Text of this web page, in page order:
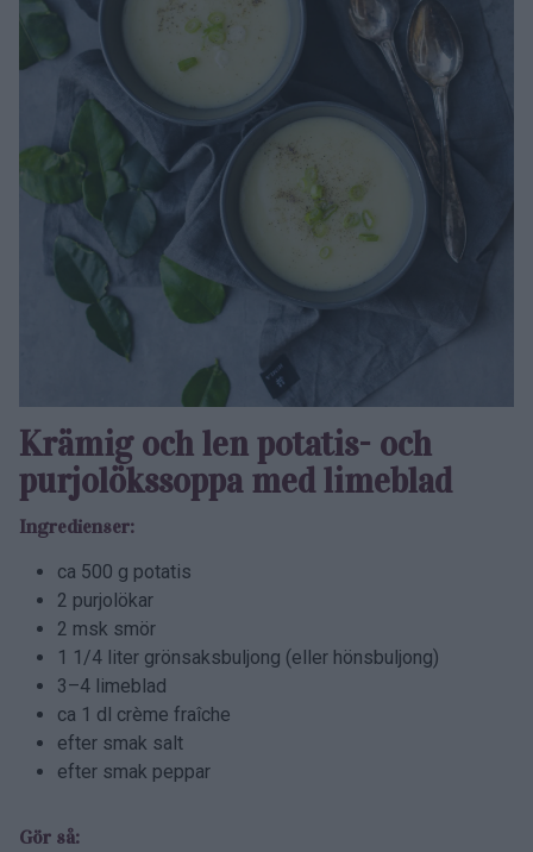
Krämig och len potatis- och
purjolökssoppa med limeblad
Ingredienser:
ca 500 g potatis
2 purjolökar
2 msk smör
1 1/4 liter grönsaksbuljong (eller hönsbuljong)
3–4 limeblad
ca 1 dl crème fraîche
efter smak salt
efter smak peppar
Gör så: